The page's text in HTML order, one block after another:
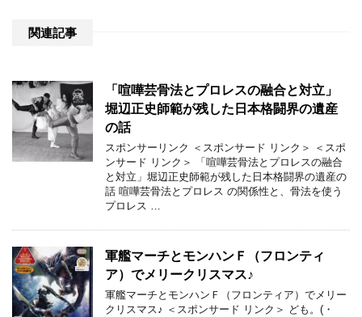
関連記事
「喧嘩芸骨法とプロレスの融合と対立」
堀辺正史師範が残した日本格闘界の遺産
の話
スポンサーリンク ＜スポンサード リンク＞ ＜スポ
ンサード リンク＞ 「喧嘩芸骨法とプロレスの融合
と対立」堀辺正史師範が残した日本格闘界の遺産の
話 喧嘩芸骨法とプロレス の関係性と、骨法を使う
プロレス …
軍艦マーチとモンハンＦ（フロンティ
ア）でメリークリスマス♪
軍艦マーチとモンハンＦ（フロンティア）でメリー
クリスマス♪ ＜スポンサード リンク＞ ども。(・